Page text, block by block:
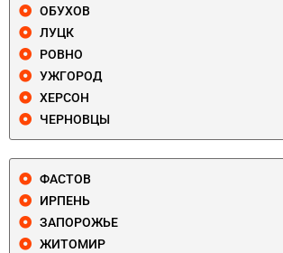
ОБУХОВ
ЛУЦК
РОВНО
УЖГОРОД
ХЕРСОН
ЧЕРНОВЦЫ
ФАСТОВ
ИРПЕНЬ
ЗАПОРОЖЬЕ
ЖИТОМИР